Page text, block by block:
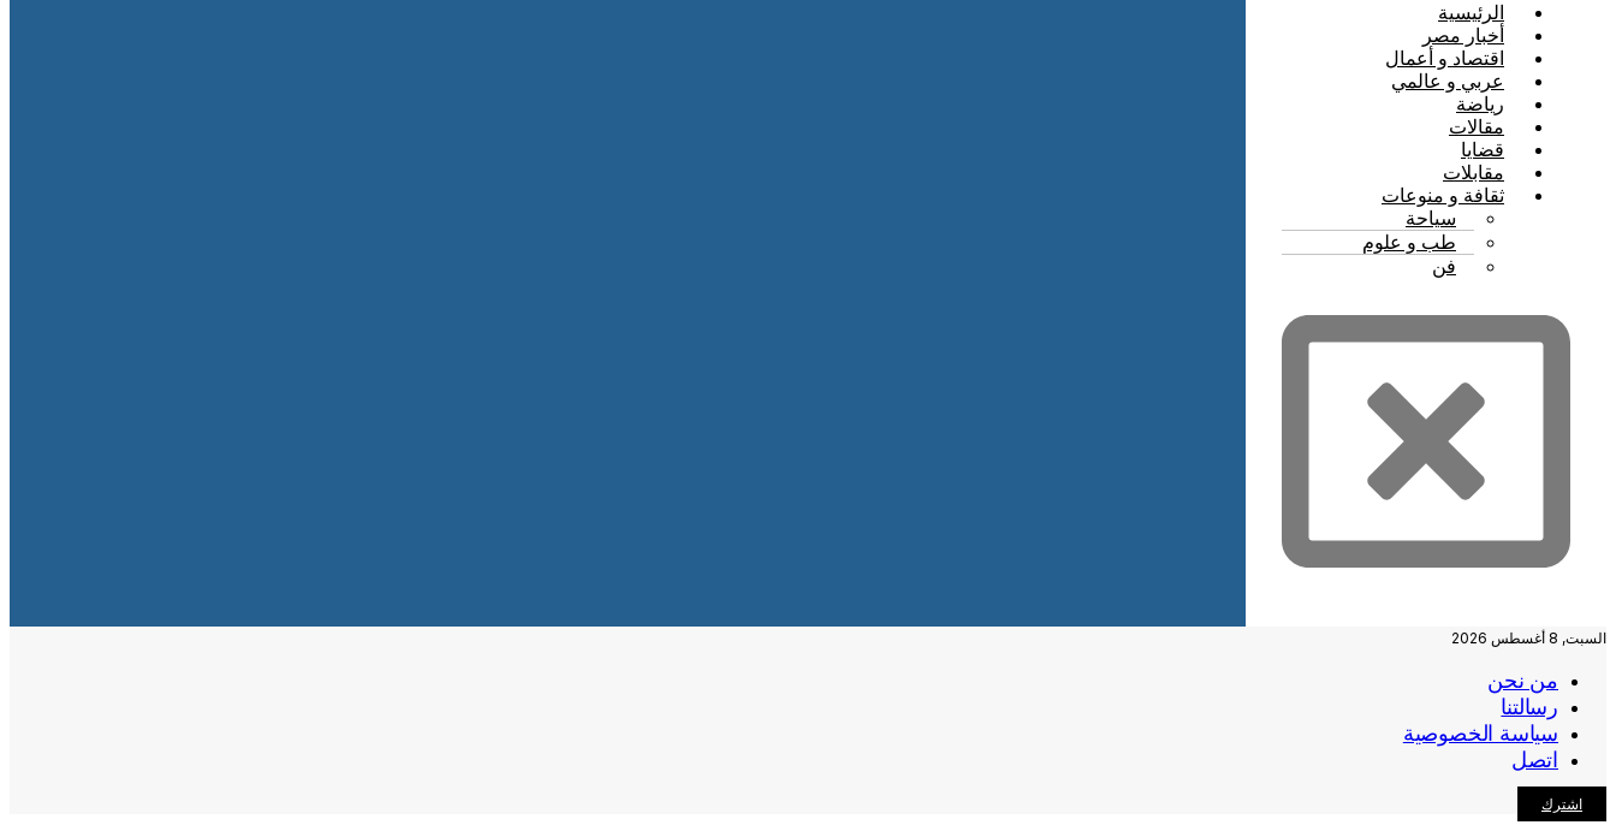
الرئيسية
أخبار مصر
اقتصاد و أعمال
عربي و عالمي
رياضة
مقالات
قضايا
مقابلات
ثقافة و منوعات
سياحة
طب و علوم
فن
السبت, 8 أغسطس 2026
من نحن
رسالتنا
سياسة الخصوصية
اتصل
اشترك